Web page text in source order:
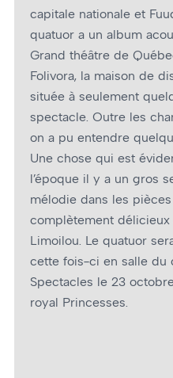
capitale nationale et
quatuor a un album
Grand théâtre de
Folivora, la maison de
située à seulement
spectacle. Outre les
on a pu entendre
Une chose qui est
l’époque il y a un gros
mélodie dans les
complètement
Limoilou. Le quatuor
cette fois-ci en salle du
Spectacles le 23
royal Princesses.